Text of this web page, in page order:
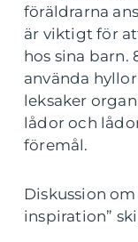
föräldrarna
är viktigt för
hos sina barn.
använda
leksaker
lådor och
föremål.
Diskussion
inspiration”